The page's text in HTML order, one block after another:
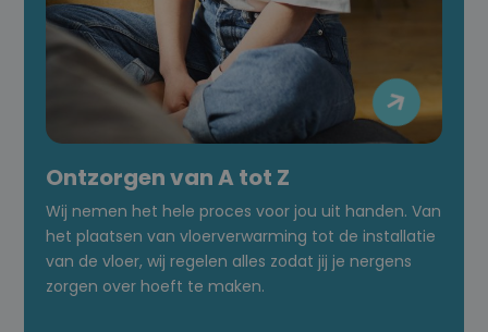

Ontzorgen van A tot Z
Wij nemen het hele proces voor jou uit handen. Van
het plaatsen van vloerverwarming tot de installatie
van de vloer, wij regelen alles zodat jij je nergens
zorgen over hoeft te maken.